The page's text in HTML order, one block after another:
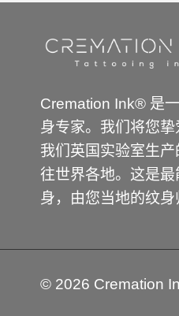
镑。
Cremation Ink® 是
身专家。我们将您
我们英国实验室生
往世界各地。这是
身，由您当地的纹身
© 2026 Cremation